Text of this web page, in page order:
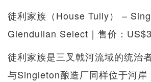
徒利家族（House Tully） –
Glendullan Select｜售价：
徒利家族是三叉戟河流域的统治
与Singleton酿造厂同样位于河岸